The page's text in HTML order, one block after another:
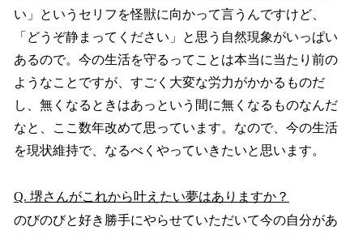
い」というセリフを怪獣に向かって言うんですけど、
「どうぞ静まってください」と思う自然現象がいっぱい
あるので。今の生活を守るってことは本当に当たり前の
ようなことですが、すごく大変な労力がかかるものだ
し、無くなるときはあっという間に無くなるものなんだ
なと、ここ数年改めて思っています。なので、今の生活
を現状維持で、なるべくやっていきたいと思います。
Q. 堺さんがこれから叶えたい夢はありますか？
のびのびと好き勝手にやらせていただいて今の自分があ